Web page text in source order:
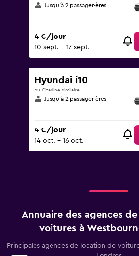
Jusqu’à 2 passager·ères
4 €/jour
10 sept. - 17 sept.
Hyundai i10
ou Citadine similaire
Jusqu’à 2 passager·ères
4 €/jour
14 oct. - 16 oct.
Annuaire des agences
voitures à
Principales agences de location de